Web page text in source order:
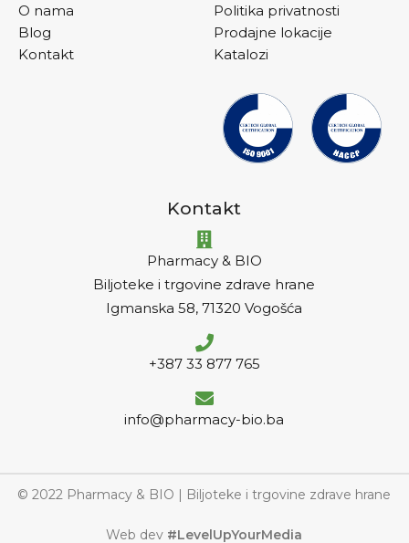
O nama
Blog
Kontakt
Politika privatnosti
Prodajne lokacije
Katalozi
Kontakt
Pharmacy & BIO
Biljoteke i trgovine zdrave hrane
Igmanska 58, 71320 Vogošća
+387 33 877 765
info@pharmacy-bio.ba
© 2022 Pharmacy & BIO | Biljoteke i trgovine zdrave hrane
Web dev #LevelUpYourMedia